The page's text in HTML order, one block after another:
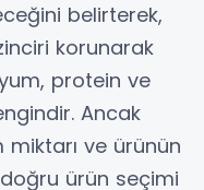
belirterek,
korunarak
protein ve
Ancak
ve ürünün
ürün seçimi